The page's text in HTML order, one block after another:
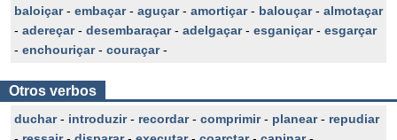
baloiçar- embaçar- aguçar- amortiçar- balouçar- almotaçar
- adereçar- desembaraçar- adelgaçar- esganiçar- esgarçar
- enchouriçar- couraçar-
Otros verbos
duchar- introduzir- recordar- comprimir- planear- repudiar